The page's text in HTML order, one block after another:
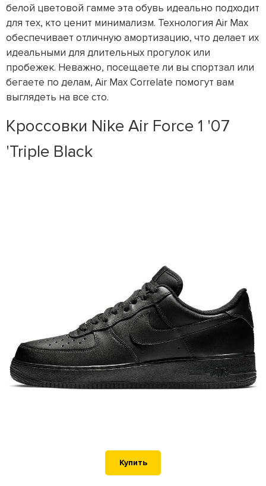
белой цветовой гамме эта обувь идеально подходит
для тех, кто ценит минимализм. Технология Air Max
обеспечивает отличную амортизацию, что делает их
идеальными для длительных прогулок или
пробежек. Неважно, посещаете ли вы спортзал или
бегаете по делам, Air Max Correlate помогут вам
выглядеть на все сто.
Кроссовки Nike Air Force 1 '07
'Triple Black
Купить